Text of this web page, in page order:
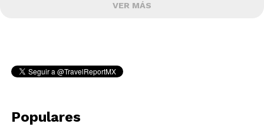
VER MÁS
Populares